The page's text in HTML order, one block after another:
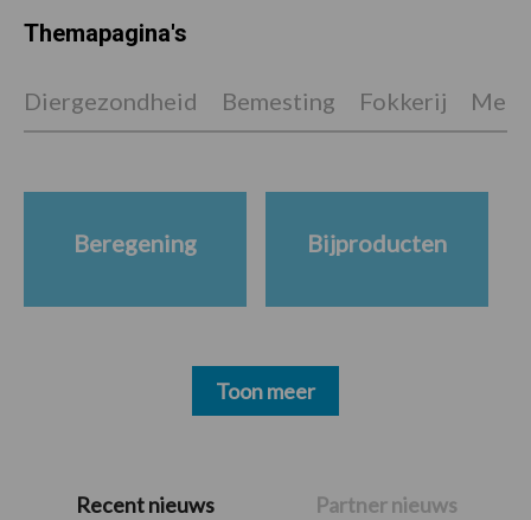
PrimaireRecent nieuws Partner nieuws
Themapagina's
Diergezondheid Bemesting Fokkerij
Beregening Bijproducten
Toon meer